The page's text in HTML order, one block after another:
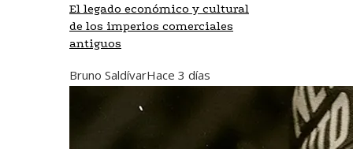
El legado económico y cultural
de los imperios comerciales
antiguos
Bruno SaldívarHace 3 días